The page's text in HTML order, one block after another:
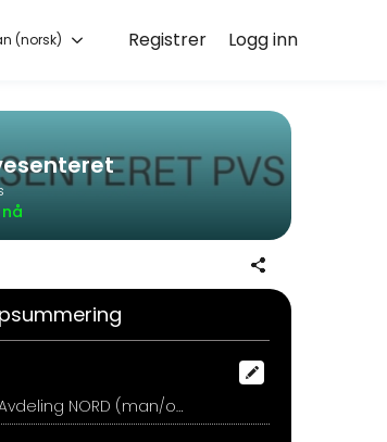
og skreddersy kursa.
Logg inn
Registrer
(norsk)
Porsgrunn vgs, Avdeling NORD (man/ons/tor/fre) Avdeling SØR (tir), Porsgrunn